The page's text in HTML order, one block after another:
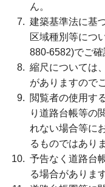
ん。
建築基準法に基
区域種別等につ
880-6582)でご確
縮尺については
がありますので
閲覧者の使用す
り道路台帳等の
れない場合等に
るものではあり
予告なく道路台
る場合があります